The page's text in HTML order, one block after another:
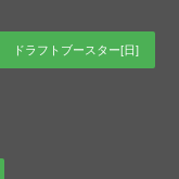
ドラフトブースター[日]